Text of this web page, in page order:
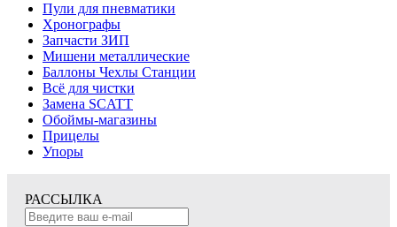
Пули для пневматики
Хронографы
Запчасти ЗИП
Мишени металлические
Баллоны Чехлы Станции
Всё для чистки
Замена SCATT
Обоймы-магазины
Прицелы
Упоры
РАССЫЛКА